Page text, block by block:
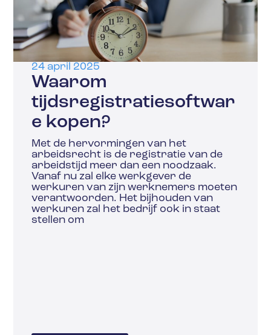
24 april 2025
Waarom
tijdsregistratiesoftwar
e kopen?
Met de hervormingen van het
arbeidsrecht is de registratie van de
arbeidstijd meer dan een noodzaak.
Vanaf nu zal elke werkgever de
werkuren van zijn werknemers moeten
verantwoorden. Het bijhouden van
werkuren zal het bedrijf ook in staat
stellen om